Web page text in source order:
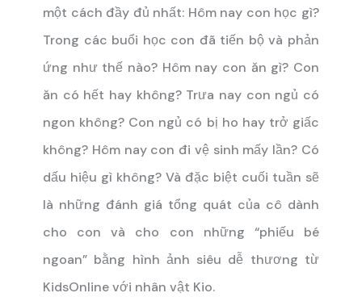
một cách đầy đủ nhất: Hôm nay con học gì?
Trong các buổi học con đã tiến bộ và phản
ứng như thế nào? Hôm nay con ăn gì? Con
ăn có hết hay không? Trưa nay con ngủ có
ngon không? Con ngủ có bị ho hay trở giấc
không? Hôm nay con đi vệ sinh mấy lần? Có
dấu hiệu gì không? Và đặc biệt cuối tuần sẽ
là những đánh giá tổng quát của cô dành
cho con và cho con những “phiếu bé
ngoan” bằng hình ảnh siêu dễ thương từ
KidsOnline với nhân vật Kio.